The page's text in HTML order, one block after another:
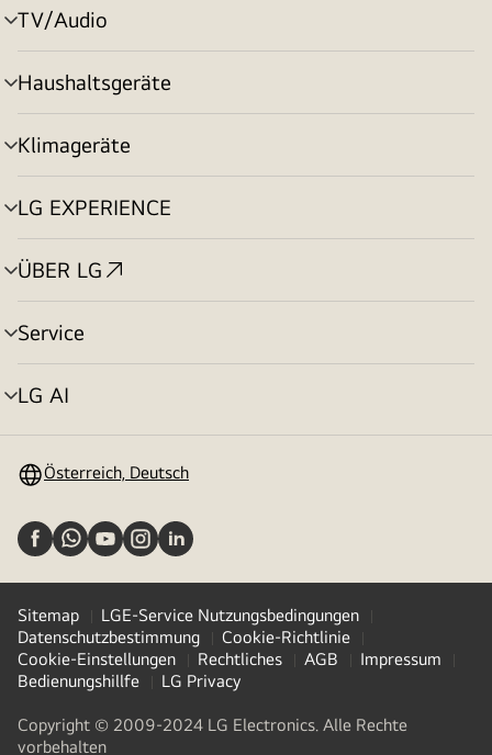
TV/Audio
Menü
umschalten
Haushaltsgeräte
Menü
umschalten
Klimageräte
Menü
umschalten
LG EXPERIENCE
Menü
umschalten
ÜBER LG
Menü
umschalten
Service
Menü
umschalten
LG AI
Menü
Österreich, Deutsch
Sitemap
LGE-Service Nutzungsbedingungen
Datenschutzbestimmung
Cookie-Richtlinie
Cookie-Einstellungen
Rechtliches AGB
Impressum
Bedienungshillfe
LG Privacy
Copyright © 2009-2024 LG Electronics. Alle Rechte
vorbehalten